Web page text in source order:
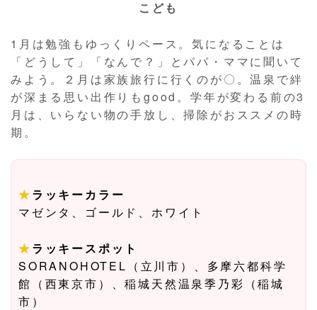
こども
1月は勉強もゆっくりペース。気になることは
「どうして」「なんで？」とパパ・ママに聞いて
みよう。２月は家族旅行に行くのが〇。温泉で絆
が深まる思い出作りもgood。学年が変わる前の3
月は、いらない物の手放し、掃除がおススメの時
期。
★ラッキーカラー
マゼンタ、ゴールド、ホワイト
★ラッキースポット
SORANOHOTEL（立川市）、多摩六都科学
館（西東京市）、稲城天然温泉季乃彩（稲城
市）